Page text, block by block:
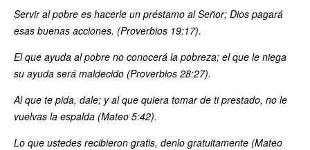
Servir al pobre es hacerle un préstamo al Señor; Dios pagará
esas buenas acciones. (Proverbios 19:17).
El que ayuda al pobre no conocerá la pobreza; el que le niega
su ayuda será maldecido (Proverbios 28:27).
Al que te pida, dale; y al que quiera tomar de ti prestado, no le
vuelvas la espalda (Mateo 5:42).
Lo que ustedes recibieron gratis, denlo gratuitamente (Mateo